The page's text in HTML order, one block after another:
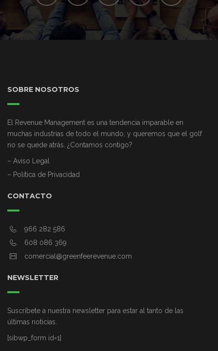
SOBRE NOSOTROS
El Revenue Management es una tendencia imparable en
muchas industrias de todo el mundo, y queremos que el golf
no se quede atrás. ¿Contamos contigo?
– Aviso Legal
– Política de Privacidad
CONTACTO
966 282 586
608 086 369
comercial@greenfeerevenue.com
NEWSLETTER
Suscríbete a nuestra newsletter para estar al tanto de las
últimas noticias.
[sibwp_form id=1]